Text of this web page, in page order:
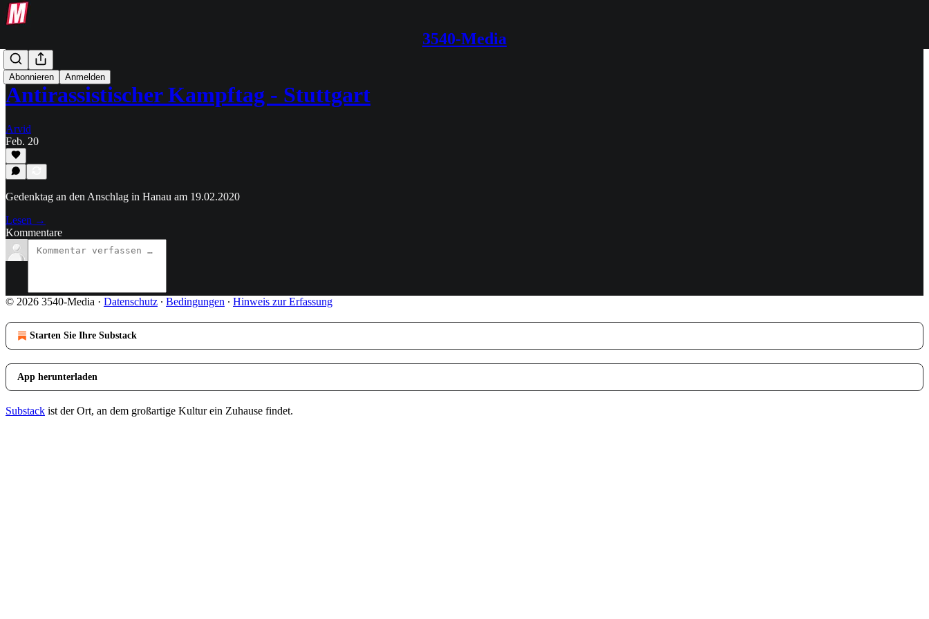
3540-Media
Abonnieren Anmelden
Text-Post
Antirassistischer Kampftag - Stuttgart
Arvid
Feb. 20
Gedenktag an den Anschlag in Hanau am 19.02.2020
Lesen →
Kommentare
© 2026 3540-Media · Datenschutz ∙ Bedingungen ∙ Hinweis zur Erfassung
Starten Sie Ihre Substack
App herunterladen
Substack ist der Ort, an dem großartige Kultur ein Zuhause findet.